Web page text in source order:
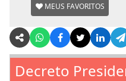
MEUS FAVORITOS
Decreto